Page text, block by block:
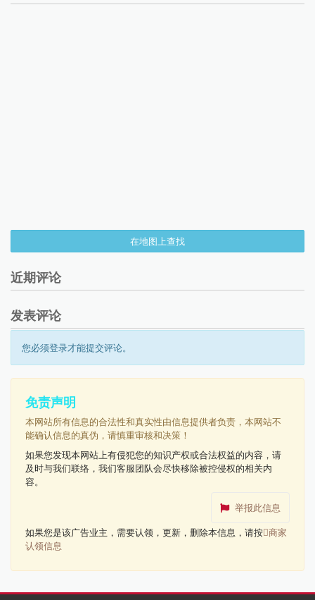
在地图上查找
近期评论
发表评论
您必须登录才能提交评论。
免责声明
本网站所有信息的合法性和真实性由信息提供者负责，本网站不
能确认信息的真伪，请慎重审核和决策！
如果您发现本网站上有侵犯您的知识产权或合法权益的内容，请
及时与我们联络，我们客服团队会尽快移除被控侵权的相关内
容。
举报此信息
如果您是该广告业主，需要认领，更新，删除本信息，请按 商家
认领信息